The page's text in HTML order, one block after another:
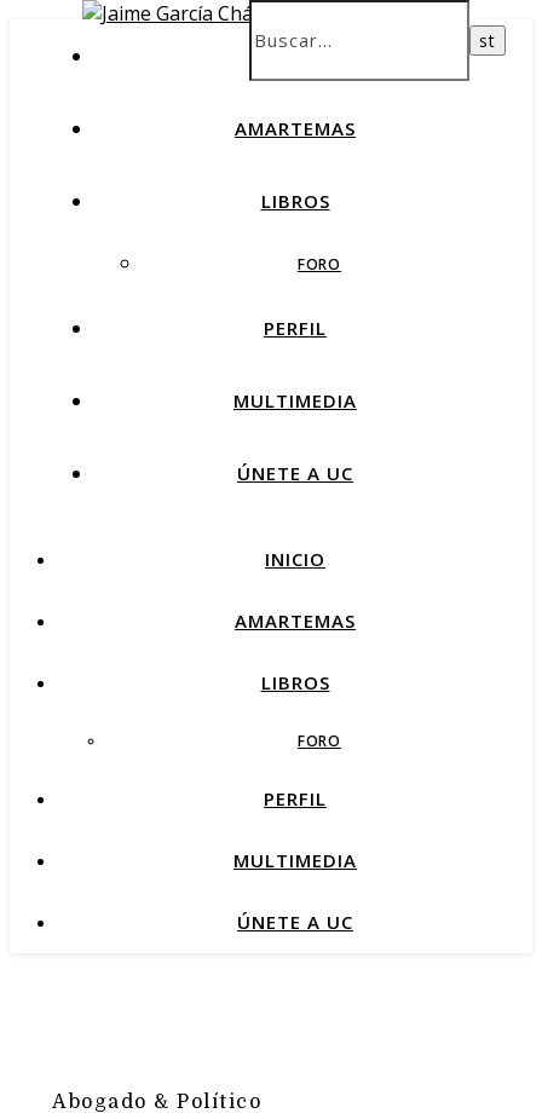
AMARTEMAS
LIBROS
FORO
PERFIL
MULTIMEDIA
ÚNETE A UC
INICIO
AMARTEMAS
LIBROS
FORO
PERFIL
MULTIMEDIA
ÚNETE A UC
Abogado & Político